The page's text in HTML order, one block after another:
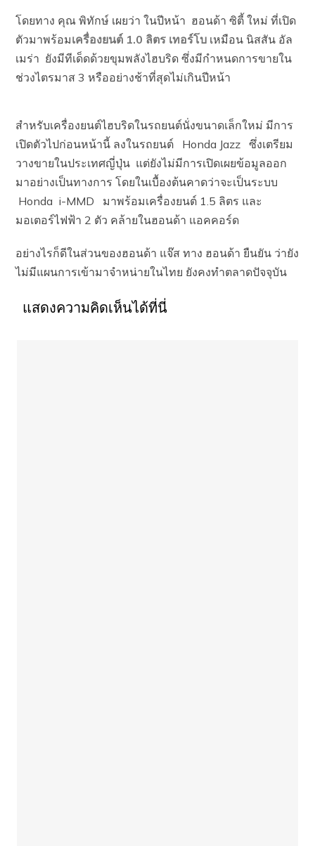
โดยทาง คุณ พิทักษ์ เผยว่า ในปีหน้า ฮอนด้า ซิตี้ ใหม่ ที่เปิด
ตัวมาพร้อมเครื่องยนต์ 1.0 ลิตร เทอร์โบ เหมือน นิสสัน อัล
เมร่า ยังมีทีเด็ดด้วยขุมพลังไฮบริด ซึ่งมีกำหนดการขายใน
ช่วงไตรมาส 3 หรืออย่างช้าที่สุดไม่เกินปีหน้า
สำหรับเครื่องยนต์ไฮบริดในรถยนต์นั่งขนาดเล็กใหม่ มีการ
เปิดตัวไปก่อนหน้านี้ ลงในรถยนต์ Honda Jazz ซึ่งเตรียม
วางขายในประเทศญี่ปุ่น แต่ยังไม่มีการเปิดเผยข้อมูลออก
มาอย่างเป็นทางการ โดยในเบื้องต้นคาดว่าจะเป็นระบบ
Honda i-MMD มาพร้อมเครื่องยนต์ 1.5 ลิตร และ
มอเตอร์ไฟฟ้า 2 ตัว คล้ายในฮอนด้า แอคคอร์ด
อย่างไรก็ดีในส่วนของฮอนด้า แจ๊ส ทาง ฮอนด้า ยืนยัน ว่ายัง
ไม่มีแผนการเข้ามาจำหน่ายในไทย ยังคงทำตลาดปัจจุบัน
แสดงความคิดเห็นได้ที่นี่